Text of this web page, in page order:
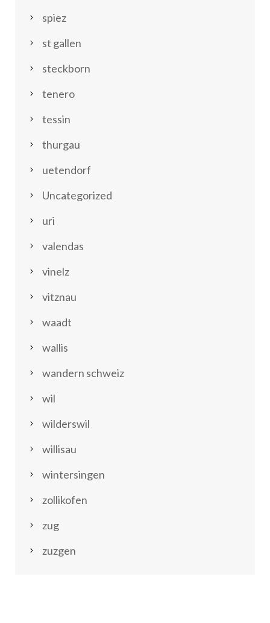
spiez
st gallen
steckborn
tenero
tessin
thurgau
uetendorf
Uncategorized
uri
valendas
vinelz
vitznau
waadt
wallis
wandern schweiz
wil
wilderswil
willisau
wintersingen
zollikofen
zug
zuzgen